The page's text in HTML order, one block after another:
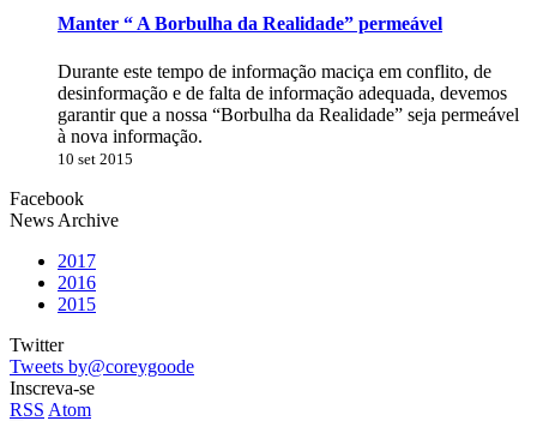
Manter “ A Borbulha da Realidade” permeável
Durante este tempo de informação maciça em conflito, de
desinformação e de falta de informação adequada, devemos
garantir que a nossa “Borbulha da Realidade” seja permeável
à nova informação.
10 set 2015
Facebook
News Archive
2017
2016
2015
Twitter
Tweets by@coreygoode
Inscreva-se
RSS Atom